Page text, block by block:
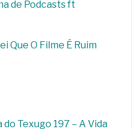
de Podcasts ft
Que O Filme É Ruim
do Texugo 197 – A Vida